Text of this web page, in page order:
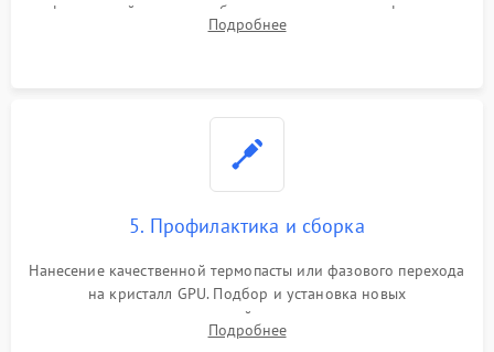
инфракрасной станции реболлинг или замена графического
чипа и дефектной памяти GDDR. Прошивка BIOS
Подробнее
5. Профилактика и сборка
Нанесение качественной термопасты или фазового перехода
на кристалл GPU. Подбор и установка новых
термопрокладок правильной толщины на память и цепи
питания. Монтаж радиатора и бэкплейта, подключение и
Подробнее